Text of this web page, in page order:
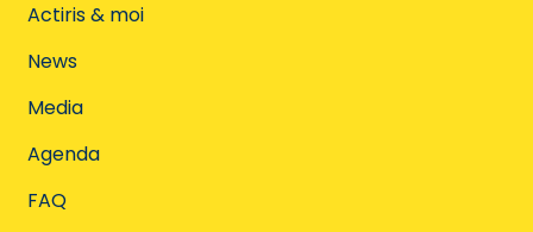
Actiris & moi
News
Media
Agenda
FAQ